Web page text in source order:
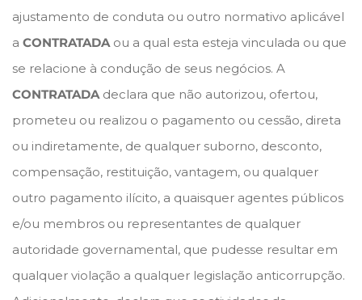
ajustamento de conduta ou outro normativo aplicável
a CONTRATADAou a qual esta esteja vinculada ou que
se relacione à condução de seus negócios. A
CONTRATADAdeclara que não autorizou, ofertou,
prometeu ou realizou o pagamento ou cessão, direta
ou indiretamente, de qualquer suborno, desconto,
compensação, restituição, vantagem, ou qualquer
outro pagamento ilícito, a quaisquer agentes públicos
e/ou membros ou representantes de qualquer
autoridade governamental, que pudesse resultar em
qualquer violação a qualquer legislação anticorrupção.